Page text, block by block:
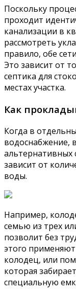
Поскольку
проходит
канализации в
рассмотреть
правило, обе
Это зависит от
септика для
местах участка.
Как
Когда в
водоснабжение,
альтернативных
зависит от
воды.
Например,
семью из трех
позволит без
этого
колодец, или
которая
специальную